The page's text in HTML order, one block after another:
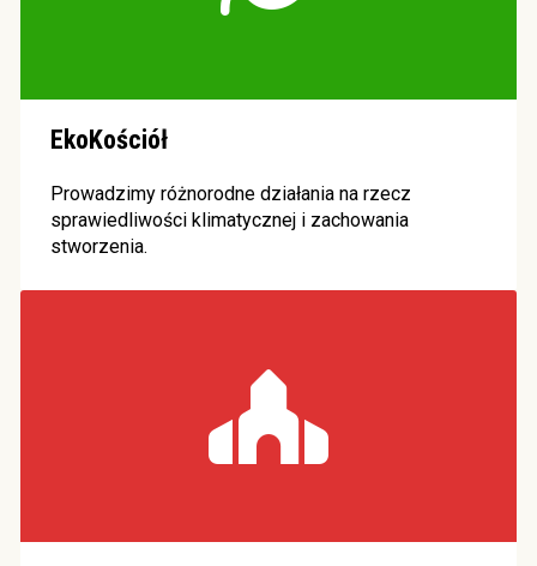
EkoKościół
Prowadzimy różnorodne działania na rzecz
sprawiedliwości klimatycznej i zachowania
stworzenia.